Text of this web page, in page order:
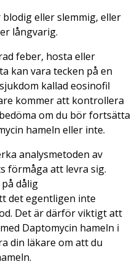
eller slemmig, eller
långvarig.
feber, hosta eller
kan vara tecken på en
kallad eosinofil
kommer att kontrollera
om du bör fortsätta
hameln eller inte.
analysmetoden av
förmåga att levra sig.
dålig
det egentligen inte
Det är därför viktigt att
Daptomycin hameln i
din läkare om att du